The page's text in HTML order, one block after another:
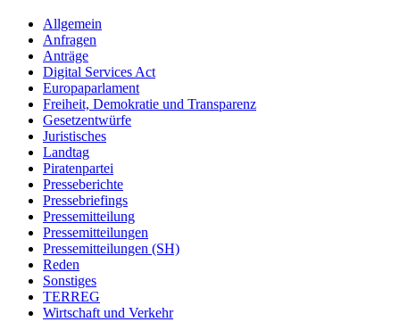
Allgemein
Anfragen
Anträge
Digital Services Act
Europaparlament
Freiheit, Demokratie und Transparenz
Gesetzentwürfe
Juristisches
Landtag
Piratenpartei
Presseberichte
Pressebriefings
Pressemitteilung
Pressemitteilungen
Pressemitteilungen (SH)
Reden
Sonstiges
TERREG
Wirtschaft und Verkehr